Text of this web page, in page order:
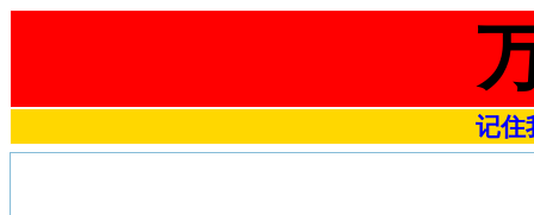
记住